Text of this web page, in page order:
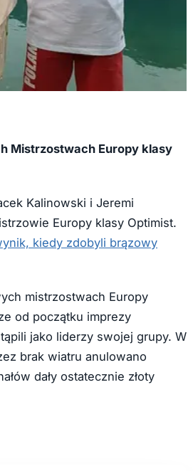
Mistrzostwach Europy klasy
Kalinowski i Jeremi
Europy klasy Optimist.
kiedy zdobyli brązowy
mistrzostwach Europy
od początku imprezy
jako liderzy swojej grupy. W
brak wiatru anulowano
dały ostatecznie złoty